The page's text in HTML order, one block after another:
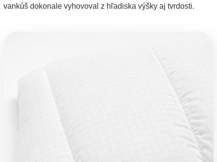
vankúš dokonale vyhovoval z hľadiska výšky aj tvrdosti.